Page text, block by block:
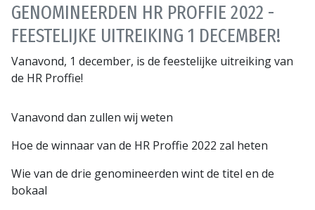
GENOMINEERDEN HR PROFFIE 2022 -
FEESTELIJKE UITREIKING 1 DECEMBER!
Vanavond, 1 december, is de feestelijke uitreiking van
de HR Proffie!
Vanavond dan zullen wij weten
Hoe de winnaar van de HR Proffie 2022 zal heten
Wie van de drie genomineerden wint de titel en de
bokaal